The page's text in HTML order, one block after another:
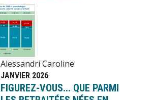
Alessandri Caroline
JANVIER 2026
FIGUREZ-VOUS... QUE PARMI